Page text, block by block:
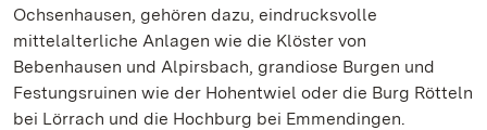
Ochsenhausen, gehören dazu, eindrucksvolle
mittelalterliche Anlagen wie die Klöster von
Bebenhausen und Alpirsbach, grandiose Burgen und
Festungsruinen wie der Hohentwiel oder die Burg Rötteln
bei Lörrach und die Hochburg bei Emmendingen.